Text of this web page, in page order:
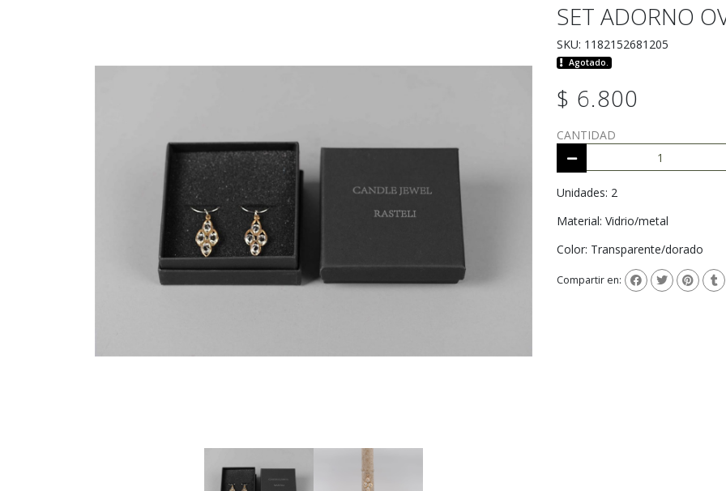
SET ADORNO
SKU: 1182152681205
Agotado.
$ 6.800
CANTIDAD
Unidades: 2
Material: Vidrio/metal
Color: Transparente/dorado
Compartir en: